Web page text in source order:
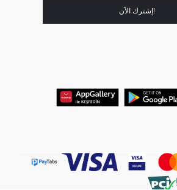
!إشترك الآن
برفانات حريمى
جينز رجالي